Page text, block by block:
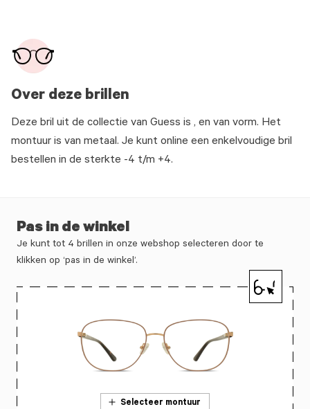
Over deze brillen
Deze bril uit de collectie van Guess is , en van vorm. Het
montuur is van metaal. Je kunt online een enkelvoudige bril
bestellen in de sterkte -4 t/m +4.
Pas in de winkel
Je kunt tot 4 brillen in onze webshop selecteren door te
klikken op ‘pas in de winkel’.
Selecteer montuur